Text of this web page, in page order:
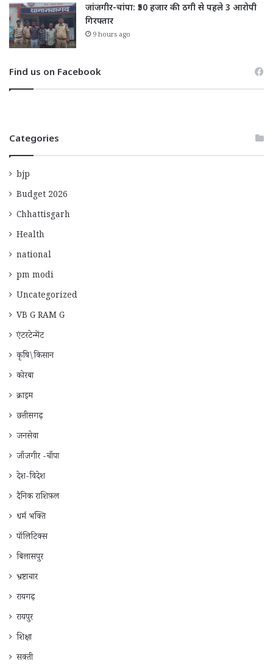
जांजगीर-चांपा: ₹50 हजार की ठगी से पहले 3 आरोपी
गिरफ्तार
9 hours ago
Find us on Facebook
Categories
bjp
Budget 2026
Chhattisgarh
Health
national
pm modi
Uncategorized
VB G RAM G
एंटरटेन्मेंट
कृषि\किसान
कोरबा
क्राइम
छत्तीसगढ़
जनसेवा
जाँजगीर -चाँपा
देश-विदेश
दैनिक राशिफ़ल
धर्म भक्ति
पॉलिटिक्स
बिलासपुर
भ्रष्टाचार
रायगढ़
रायपुर
शिक्षा
सक्ती